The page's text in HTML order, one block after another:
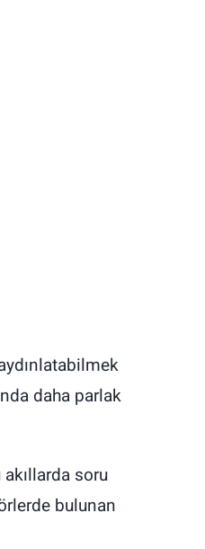
daha parlak
soru
bulunan